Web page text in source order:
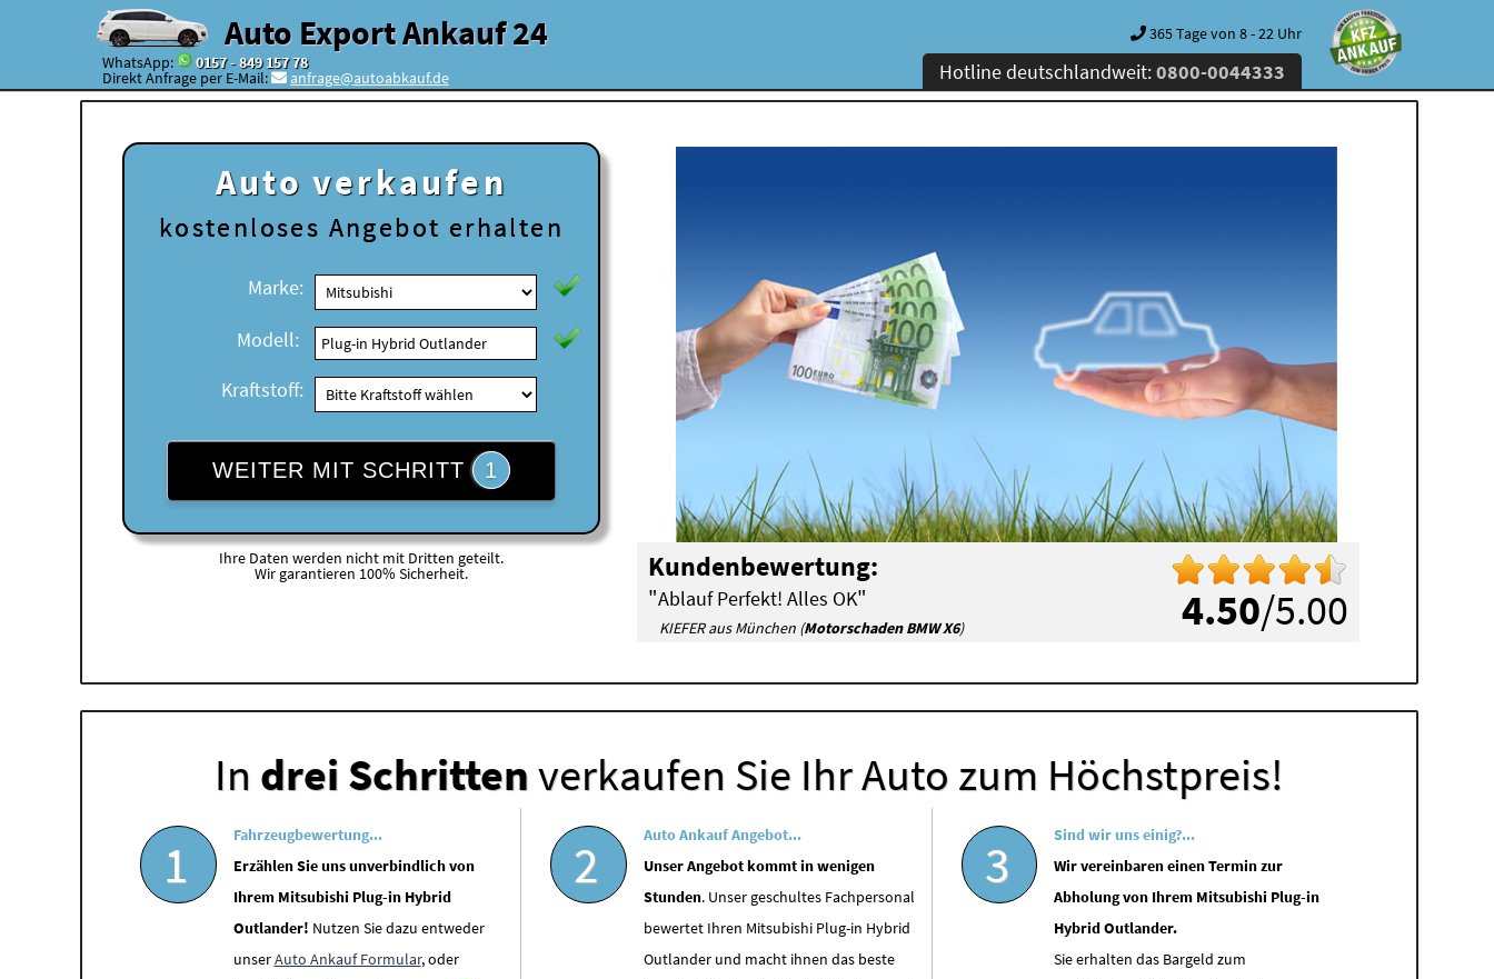
Auto Export Ankauf 24
WhatsApp: 0157 - 849 157 78
Direkt Anfrage per E-Mail: anfrage@autoabkauf.de
365 Tage von 8 - 22 Uhr
Hotline deutschlandweit:0800-0044333
Auto verkaufen
kostenloses Angebot erhalten
Marke:
Modell:
Kraftstoff:
WEITER MIT SCHRITT 1
Ihre Daten werden nicht mit Dritten geteilt.
Wir garantieren 100% Sicherheit.
4.50/5.00
Kundenbewertung:
"Ablauf Perfekt! Alles OK"
KIEFER aus München (Motorschaden BMW X6)
In drei Schrittenverkaufen Sie Ihr Auto zum Höchstpreis!
1
Fahrzeugbewertung...
Erzählen Sie uns unverbindlich von
Ihrem Mitsubishi Plug-in Hybrid
Outlander! Nutzen Sie dazu entweder
unserAuto Ankauf Formular, oder
2
Auto Ankauf Angebot...
Unser Angebot kommt in wenigen
Stunden. Unser geschultes Fachpersonal
bewertet Ihren Mitsubishi Plug-in Hybrid
Outlander und macht ihnen das beste
3
Sind wir uns einig?...
Wir vereinbaren einen Termin zur
Abholung von Ihrem Mitsubishi Plug-in
Hybrid Outlander.
Sie erhalten das Bargeld zum